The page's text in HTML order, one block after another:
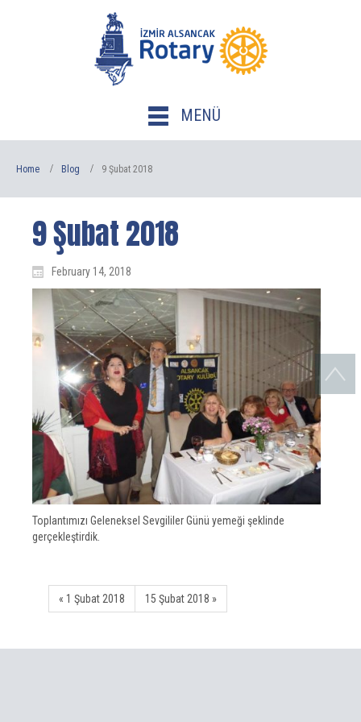
MENÜ
Home Blog 9 Şubat 2018
9 Şubat 2018
February 14, 2018
Toplantımızı Geleneksel Sevgililer Günü yemeği şeklinde
gerçekleştirdik.
« 1 Şubat 2018 15 Şubat 2018 »